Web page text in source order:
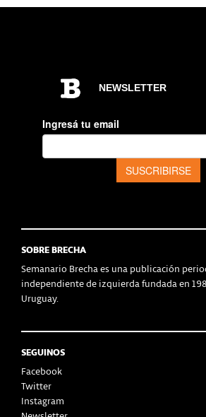
SOBRE BRECHA
Semanario Brecha es una publicación
independiente de izquierda fundada en
Uruguay.
SEGUINOS
Facebook
Twitter
Instagram